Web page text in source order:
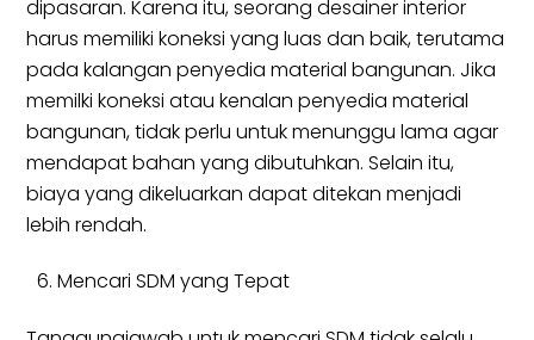
dipasaran. Karena itu, seorang desainer interior
harus memiliki koneksi yang luas dan baik, terutama
pada kalangan penyedia material bangunan. Jika
memilki koneksi atau kenalan penyedia material
bangunan, tidak perlu untuk menunggu lama agar
mendapat bahan yang dibutuhkan. Selain itu,
biaya yang dikeluarkan dapat ditekan menjadi
lebih rendah.
Mencari SDM yang Tepat